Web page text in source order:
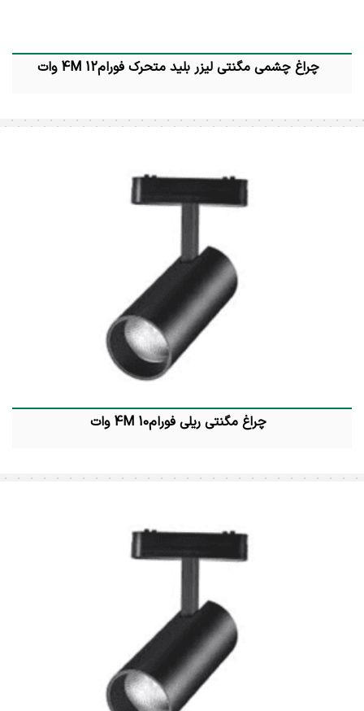
چراغ چشمی مگنتی لیزر بلید متحرک فورام4M 12 وات
چراغ مگنتی ریلی فورام4M 10 وات